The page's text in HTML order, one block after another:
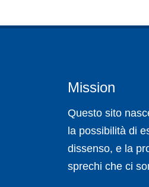
Mission
Questo sito
la possibilità di
dissenso, e la
sprechi che ci